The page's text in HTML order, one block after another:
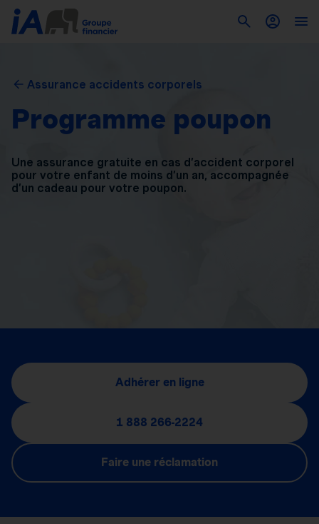
Assurance accidents corporels
Programme poupon
Une assurance gratuite en cas d’accident corporel
pour votre enfant de moins d’un an, accompagnée
d’un cadeau pour votre poupon.
Adhérer en ligne
1 888 266-2224
Faire une réclamation